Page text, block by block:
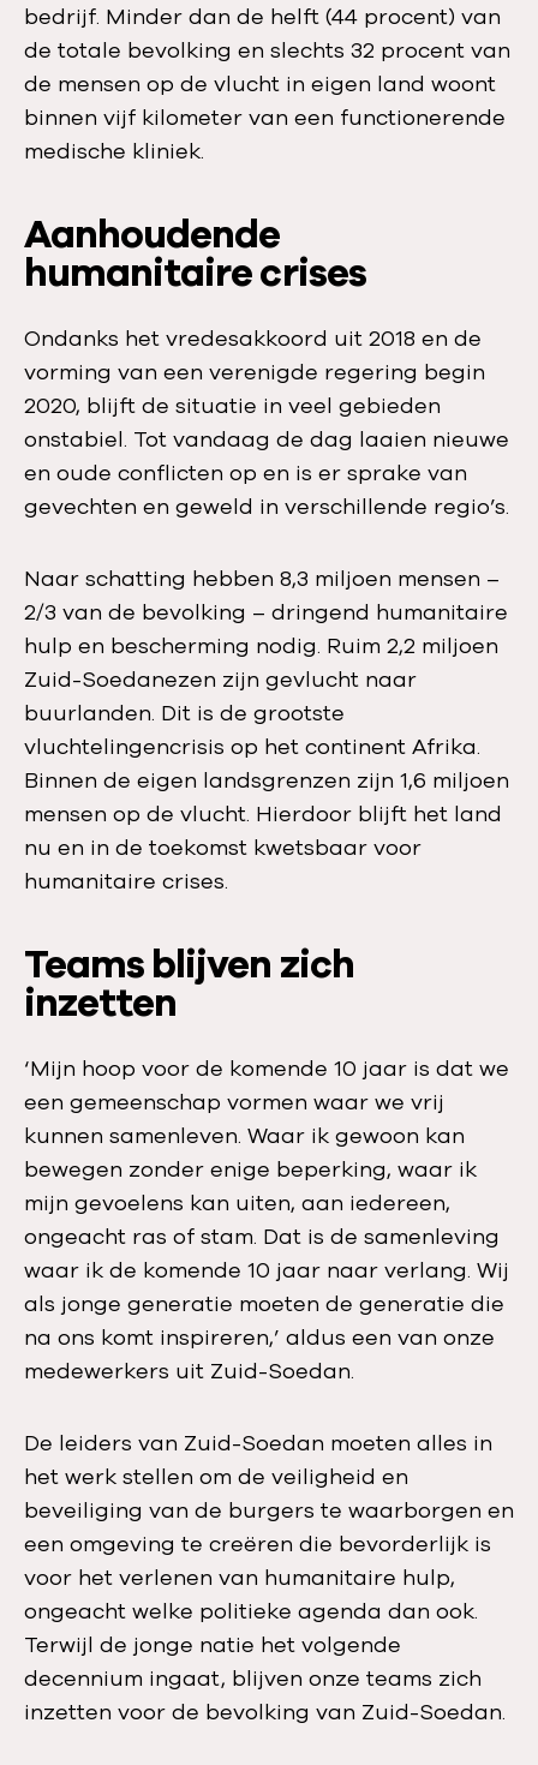
bedrijf. Minder dan de helft (44 procent) van
de totale bevolking en slechts 32 procent van
de mensen op de vlucht in eigen land woont
binnen vijf kilometer van een functionerende
medische kliniek.
Aanhoudende
humanitaire crises
Ondanks het vredesakkoord uit 2018 en de
vorming van een verenigde regering begin
2020, blijft de situatie in veel gebieden
onstabiel. Tot vandaag de dag laaien nieuwe
en oude conflicten op en is er sprake van
gevechten en geweld in verschillende regio’s.
Naar schatting hebben 8,3 miljoen mensen –
2/3 van de bevolking – dringend humanitaire
hulp en bescherming nodig. Ruim 2,2 miljoen
Zuid-Soedanezen zijn gevlucht naar
buurlanden. Dit is de grootste
vluchtelingencrisis op het continent Afrika.
Binnen de eigen landsgrenzen zijn 1,6 miljoen
mensen op de vlucht. Hierdoor blijft het land
nu en in de toekomst kwetsbaar voor
humanitaire crises.
Teams blijven zich
inzetten
‘Mijn hoop voor de komende 10 jaar is dat we
een gemeenschap vormen waar we vrij
kunnen samenleven. Waar ik gewoon kan
bewegen zonder enige beperking, waar ik
mijn gevoelens kan uiten, aan iedereen,
ongeacht ras of stam. Dat is de samenleving
waar ik de komende 10 jaar naar verlang. Wij
als jonge generatie moeten de generatie die
na ons komt inspireren,’ aldus een van onze
medewerkers uit Zuid-Soedan.
De leiders van Zuid-Soedan moeten alles in
het werk stellen om de veiligheid en
beveiliging van de burgers te waarborgen en
een omgeving te creëren die bevorderlijk is
voor het verlenen van humanitaire hulp,
ongeacht welke politieke agenda dan ook.
Terwijl de jonge natie het volgende
decennium ingaat, blijven onze teams zich
inzetten voor de bevolking van Zuid-Soedan.